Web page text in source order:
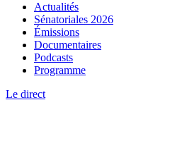
Actualités
Sénatoriales 2026
Émissions
Documentaires
Podcasts
Programme
Le direct